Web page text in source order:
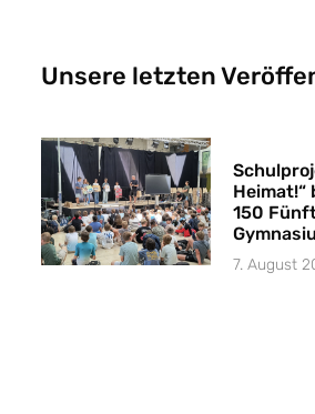
Unsere letzten
150
7. August